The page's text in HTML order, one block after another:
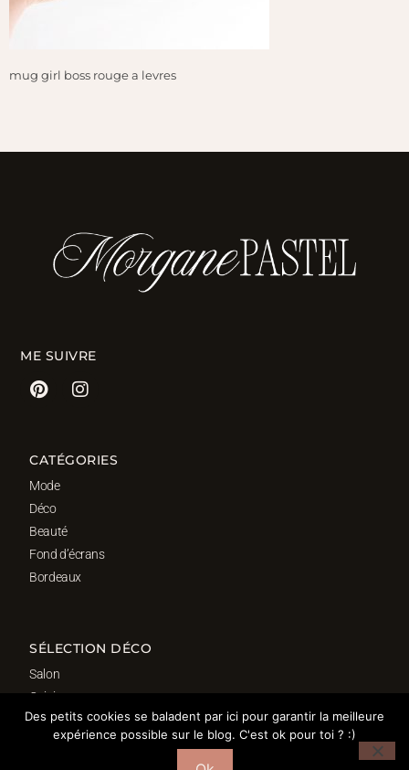
mug girl boss rouge a levres
ME SUIVRE
CATÉGORIES
Mode
Déco
Beauté
Fond d’écrans
Bordeaux
SÉLECTION DÉCO
Salon
Cuisine
Salle de bain
Chambre
Des petits cookies se baladent par ici pour garantir la meilleure
expérience possible sur le blog. C'est ok pour toi ? :)